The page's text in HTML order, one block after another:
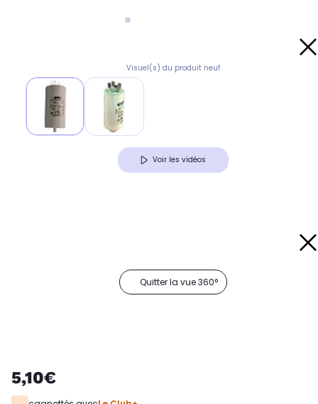
Visuel(s) du produit neuf
Voir les vidéos
Quitter la vue 360°
5,10€